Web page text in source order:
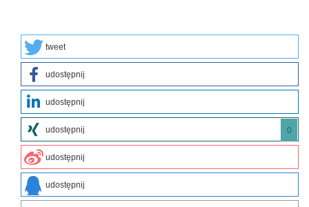
tweet
udostępnij
udostępnij
udostępnij 0
udostępnij
udostępnij